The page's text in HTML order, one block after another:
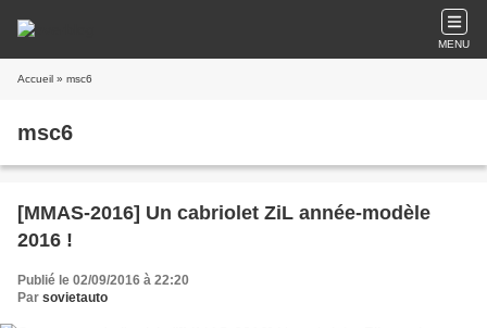
MENU
Accueil » msc6
msc6
[MMAS-2016] Un cabriolet ZiL année-modèle
2016 !
Publié le 02/09/2016 à 22:20
Par sovietauto